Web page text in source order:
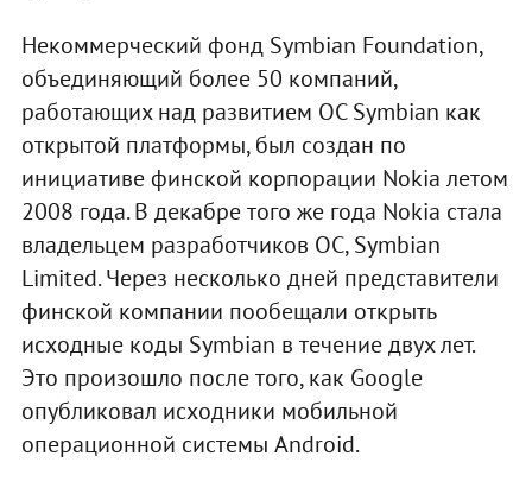
Некоммерческий фонд Symbian Foundation,
объединяющий более 50 компаний,
работающих над развитием ОС Symbian как
открытой платформы, был создан по
инициативе финской корпорации Nokia летом
2008 года. В декабре того же года Nokia стала
владельцем разработчиков ОС, Symbian
Limited. Через несколько дней представители
финской компании пообещали открыть
исходные коды Symbian в течение двух лет.
Это произошло после того, как Google
опубликовал исходники мобильной
операционной системы Android.